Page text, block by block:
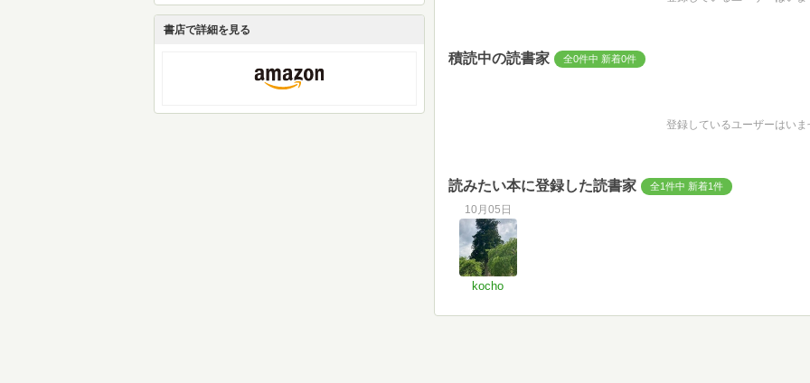
書店で詳細を見る
積読中の読書家 全0件中 新着0件
登録しているユーザーはいま
読みたい本に登録した読書家 全1件中 新着1件
10月05日
kocho